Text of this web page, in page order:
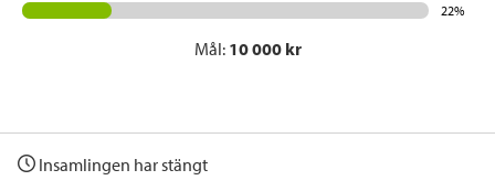
22%
Mål: 10 000 kr
Insamlingen har stängt